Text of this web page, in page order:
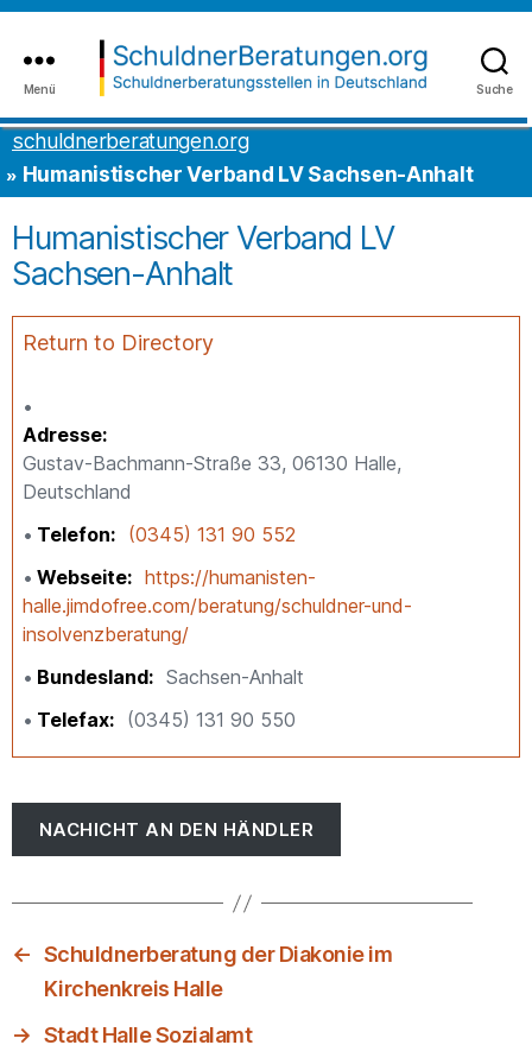
Inhalt
springen
to
the
content
Suche
schuldnerberatungen.org
Menü
schuldnerberatungen.org
Humanistischer Verband LV Sachsen-Anhalt
Humanistischer Verband LV
Sachsen-Anhalt
Return to Directory
Adresse
Gustav-Bachmann-Straße 33, 06130 Halle,
Deutschland
Telefon
(0345) 131 90 552
Webseite
https://humanisten-
halle.jimdofree.com/beratung/schuldner-und-
insolvenzberatung/
Bundesland
Sachsen-Anhalt
Telefax
(0345) 131 90 550
NACHICHT AN DEN HÄNDLER
← Schuldnerberatung der Diakonie im
Kirchenkreis Halle
→ Stadt Halle Sozialamt